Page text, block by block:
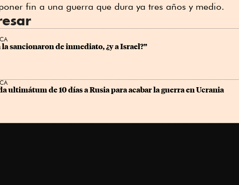
fin a una guerra que dura ya tres años y medio.
la sancionaron de inmediato, ¿y a Israel?”
ultimátum de 10 días a Rusia para acabar la guerra en Ucrania